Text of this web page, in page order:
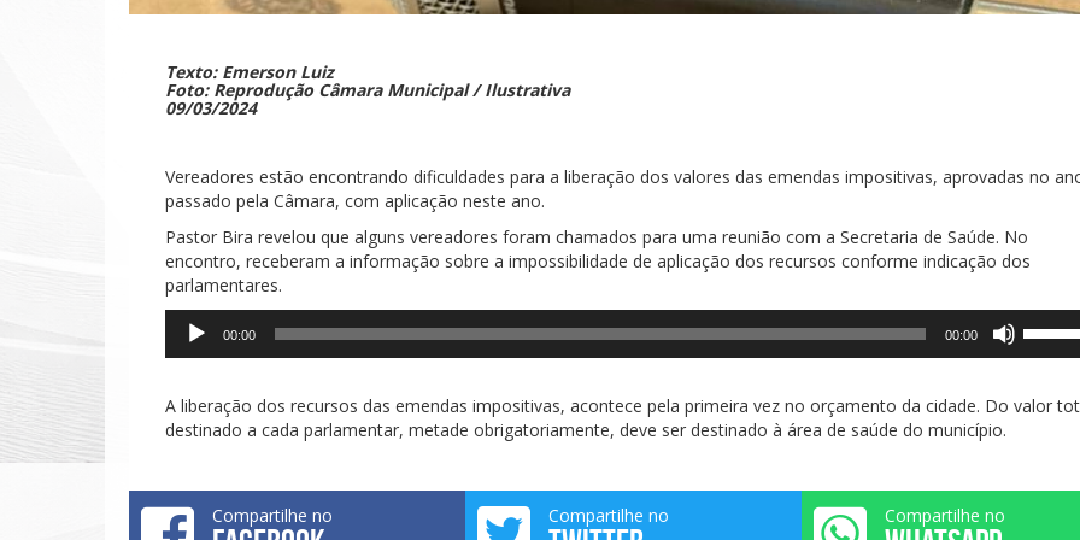
Texto: Emerson Luiz
Foto: Reprodução Câmara Municipal / Ilustrativa
09/03/2024
Vereadores estão encontrando dificuldades para a liberação dos valores das emendas impositivas, aprovadas no
passado pela Câmara, com aplicação neste ano.
Pastor Bira revelou que alguns vereadores foram chamados para uma reunião com a Secretaria de Saúde. No
encontro, receberam a informação sobre a impossibilidade de aplicação dos recursos conforme indicação dos
parlamentares.
Tocador
00:00 00:00
as
cima
baixo
A liberação dos recursos das emendas impositivas, acontece pela primeira vez no orçamento da cidade. Do valor
destinado a cada parlamentar, metade obrigatoriamente, deve ser destinado à área de saúde do município.
Compartilhe no Compartilhe no Compartilhe no